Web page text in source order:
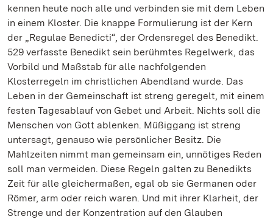
kennen heute noch alle und verbinden sie mit dem Leben
in einem Kloster. Die knappe Formulierung ist der Kern
der „Regulae Benedicti“, der Ordensregel des Benedikt.
529 verfasste Benedikt sein berühmtes Regelwerk, das
Vorbild und Maßstab für alle nachfolgenden
Klosterregeln im christlichen Abendland wurde. Das
Leben in der Gemeinschaft ist streng geregelt, mit einem
festen Tagesablauf von Gebet und Arbeit. Nichts soll die
Menschen von Gott ablenken. Müßiggang ist streng
untersagt, genauso wie persönlicher Besitz. Die
Mahlzeiten nimmt man gemeinsam ein, unnötiges Reden
soll man vermeiden. Diese Regeln galten zu Benedikts
Zeit für alle gleichermaßen, egal ob sie Germanen oder
Römer, arm oder reich waren. Und mit ihrer Klarheit, der
Strenge und der Konzentration auf den Glauben